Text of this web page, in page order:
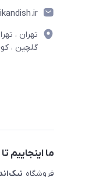
تهران ،
گلچین ، کوچه گلریز
ما اینجاییم
فروشگاه